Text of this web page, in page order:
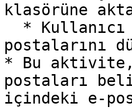
klasörüne
postalarını
* Bu
postaları
içindeki e-